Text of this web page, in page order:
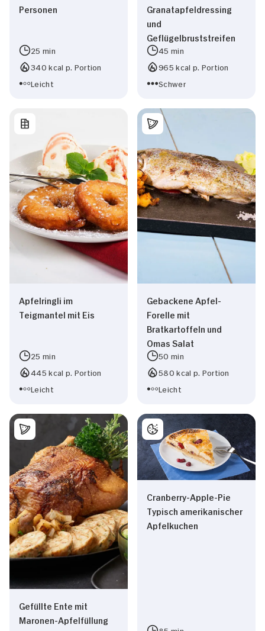
Personen
25 min
340 kcal p. Portion
Leicht
Granatapfeldressing
und
Geflügelbruststreifen
45 min
965 kcal p. Portion
Schwer
Apfelringli im
Teigmantel mit Eis
25 min
445 kcal p. Portion
Leicht
Gebackene Apfel-
Forelle mit
Bratkartoffeln und
Omas Salat
50 min
580 kcal p. Portion
Leicht
Gefüllte Ente mit
Maronen-Apfelfüllung
Cranberry-Apple-Pie
Typisch amerikanischer
Apfelkuchen